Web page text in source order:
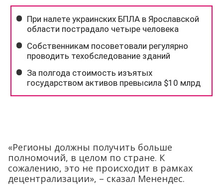
«Регионы должны получить больше
полномочий, в целом по стране. К
сожалению, это не происходит в рамках
децентрализации», – сказал Менендес.